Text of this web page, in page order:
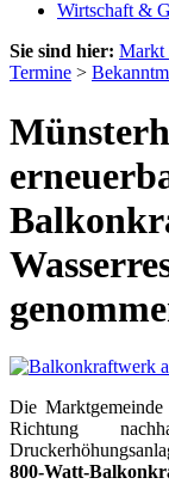
Wirtschaft &
Sie sind hier: Markt
Termine >
Die
Richtung
800-Watt-